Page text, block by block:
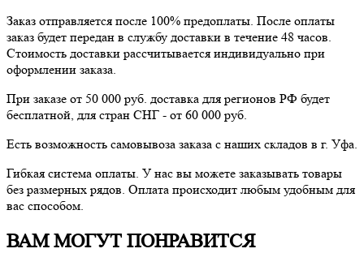
Заказ отправляется после 100% предоплаты. После оплаты
заказ будет передан в службу доставки в течение 48 часов.
Стоимость доставки рассчитывается индивидуально при
оформлении заказа.
При заказе от 50 000 руб. доставка для регионов РФ будет
бесплатной, для стран СНГ - от 60 000 руб.
Есть возможность самовывоза заказа с наших складов в г. Уфа.
Гибкая система оплаты. У нас вы можете заказывать товары
без размерных рядов. Оплата происходит любым удобным для
вас способом.
ВАМ МОГУТ ПОНРАВИТСЯ